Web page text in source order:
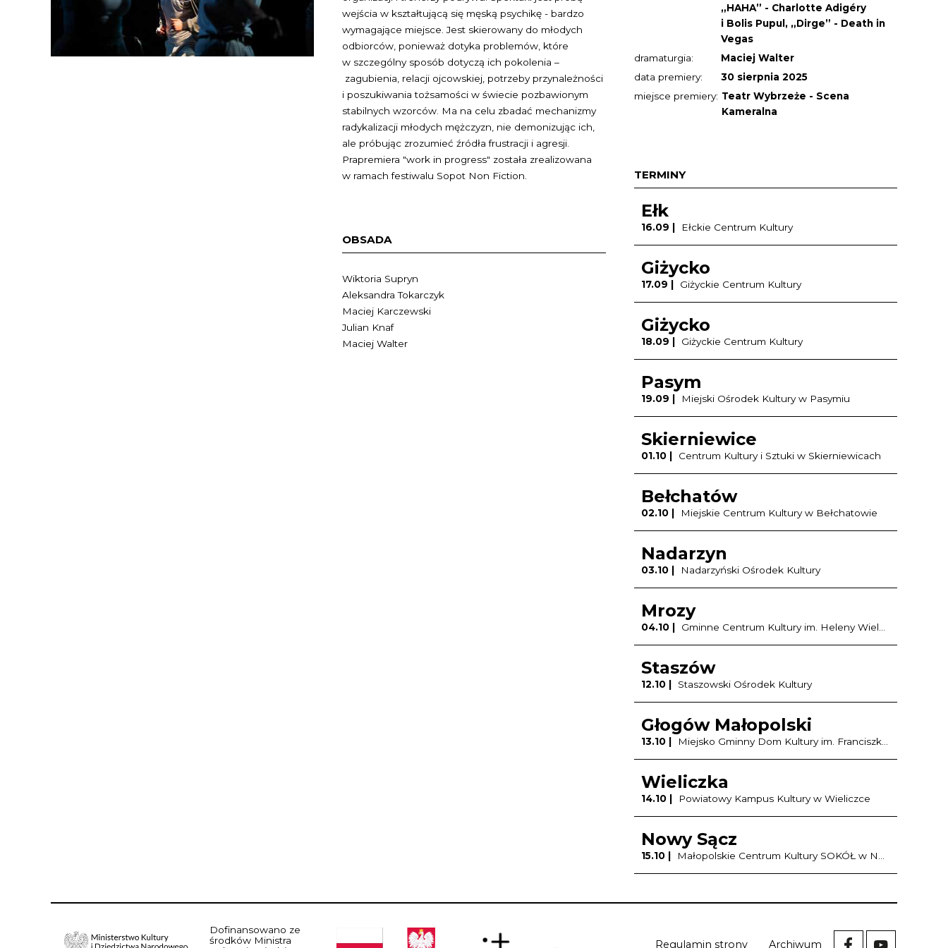
wejścia w kształtującą się męską psychikę - bardzo
wymagające miejsce. Jest skierowany do młodych
odbiorców, ponieważ dotyka problemów, które
w szczególny sposób dotyczą ich pokolenia –
zagubienia, relacji ojcowskiej, potrzeby przynależności
i poszukiwania tożsamości w świecie pozbawionym
stabilnych wzorców. Ma na celu zbadać mechanizmy
radykalizacji młodych mężczyzn, nie demonizując ich,
ale próbując zrozumieć źródła frustracji i agresji.
Prapremiera "work in progress" została zrealizowana
w ramach festiwalu Sopot Non Fiction.
OBSADA
Wiktoria Supryn
Aleksandra Tokarczyk
Maciej Karczewski
Julian Knaf
Maciej Walter
„HAHA” - Charlotte Adigéry
i Bolis Pupul, „Dirge” - Death in
Vegas
dramaturgia:
Maciej Walter
data premiery:
30 sierpnia 2025
miejsce premiery: Teatr Wybrzeże - Scena
Kameralna
TERMINY
Ełk
16.09 | Ełckie Centrum Kultury
Giżycko
17.09 | Giżyckie Centrum Kultury
Giżycko
18.09 | Giżyckie Centrum Kultury
Pasym
19.09 | Miejski Ośrodek Kultury w Pasymiu
Skierniewice
01.10 | Centrum Kultury i Sztuki w Skierniewicach
Bełchatów
02.10 | Miejskie Centrum Kultury w Bełchatowie
Nadarzyn
03.10 | Nadarzyński Ośrodek Kultury
Mrozy
04.10 | Gminne Centrum Kultury im. Heleny Wielobyckiej w Mrozach
Staszów
12.10 | Staszowski Ośrodek Kultury
Głogów Małopolski
13.10 | Miejsko Gminny Dom Kultury im. Franciszka Kotuli w Głogowie Małopolskim
Wieliczka
14.10 | Powiatowy Kampus Kultury w Wieliczce
Nowy Sącz
15.10 | Małopolskie Centrum Kultury SOKÓŁ w Nowym Sączu
Dofinansowano ze
środków Ministra
Regulamin strony Archiwum